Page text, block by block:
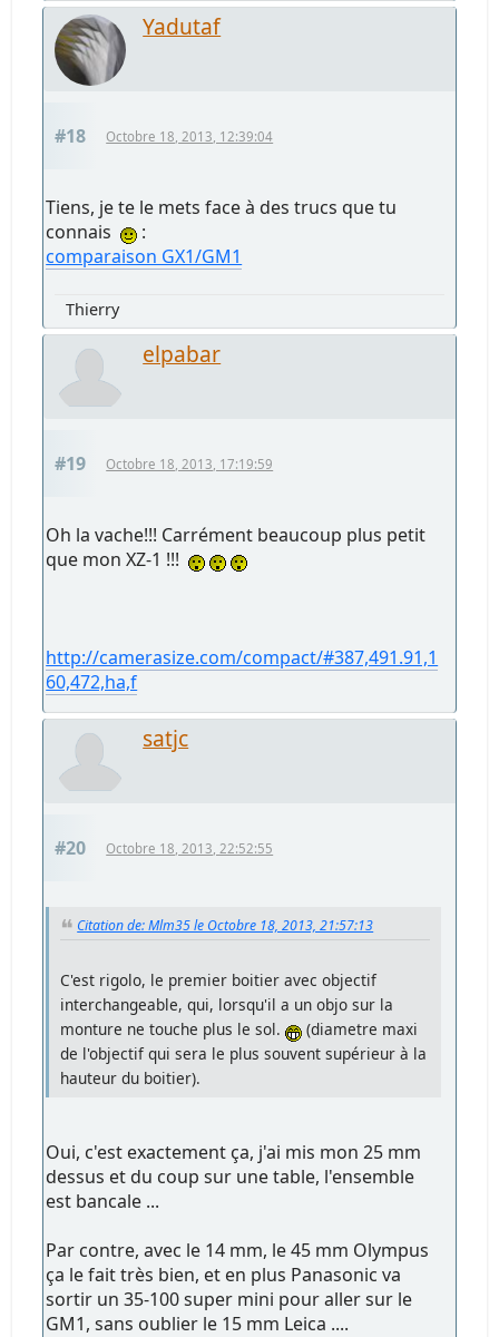
Yadutaf
#18 Octobre 18, 2013, 12:39:04
Tiens, je te le mets face à des trucs que tu
connais
:
comparaison GX1/GM1
Thierry
elpabar
#19 Octobre 18, 2013, 17:19:59
Oh la vache!!! Carrément beaucoup plus petit
que mon XZ-1 !!!
http://camerasize.com/compact/#387,491.91,1
60,472,ha,f
satjc
#20 Octobre 18, 2013, 22:52:55
Citation de: Mlm35 le Octobre 18, 2013, 21:57:13
C'est rigolo, le premier boitier avec objectif
interchangeable, qui, lorsqu'il a un objo sur la
monture ne touche plus le sol.
(diametre maxi
de l'objectif qui sera le plus souvent supérieur à la
hauteur du boitier).
Oui, c'est exactement ça, j'ai mis mon 25 mm
dessus et du coup sur une table, l'ensemble
est bancale ...
Par contre, avec le 14 mm, le 45 mm Olympus
ça le fait très bien, et en plus Panasonic va
sortir un 35-100 super mini pour aller sur le
GM1, sans oublier le 15 mm Leica ....